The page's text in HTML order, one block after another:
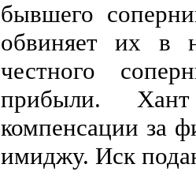
бывшего
обвиняет их в
честного
прибыли.
компенсации за
имиджу. Иск